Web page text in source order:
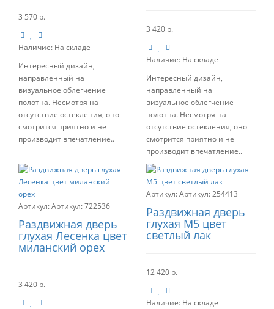
3 570 р.
Наличие: На складе
Интересный дизайн,
направленный на
визуальное облегчение
полотна. Несмотря на
отсутствие остекления, оно
смотрится приятно и не
производит впечатление..
3 420 р.
Наличие: На складе
Интересный дизайн,
направленный на
визуальное облегчение
полотна. Несмотря на
отсутствие остекления, оно
смотрится приятно и не
производит впечатление..
Артикул:722536
Раздвижная дверь
глухая Лесенка цвет
миланский орех
3 420 р.
Артикул:254413
Раздвижная дверь
глухая М5 цвет
светлый лак
12 420 р.
Наличие: На складе